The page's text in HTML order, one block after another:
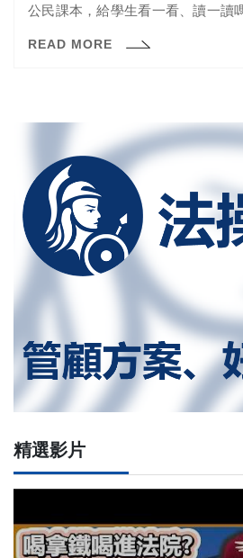
公民課本，給學生看一看、讀一讀嗎？ 在思考法治教
法治教育，絕不是教學生或民眾不
法律或不小心觸犯法律。
READ MORE
精選影片